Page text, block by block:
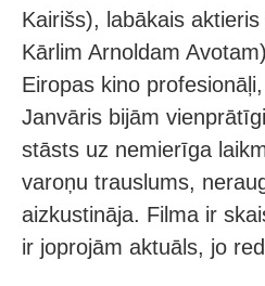
Kairišs), labākais
Kārlim Arnoldam
Eiropas kino
Janvāris bijām
stāsts uz nemierīga
varoņu trauslums,
aizkustināja. Filma ir
ir joprojām aktuāls, jo